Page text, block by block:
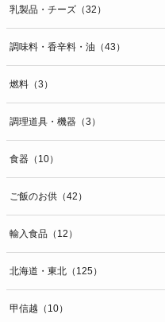
乳製品・チーズ（32）
調味料・香辛料・油（43）
燃料（3）
調理道具・機器（3）
食器（10）
ご飯のお供（42）
輸入食品（12）
北海道・東北（125）
甲信越（10）